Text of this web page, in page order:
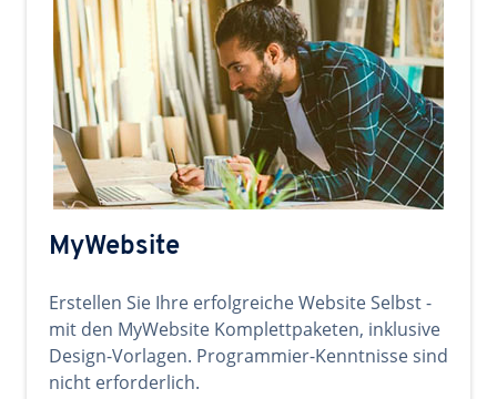
MyWebsite
Erstellen Sie Ihre erfolgreiche Website Selbst -
mit den MyWebsite Komplettpaketen, inklusive
Design-Vorlagen. Programmier-Kenntnisse sind
nicht erforderlich.